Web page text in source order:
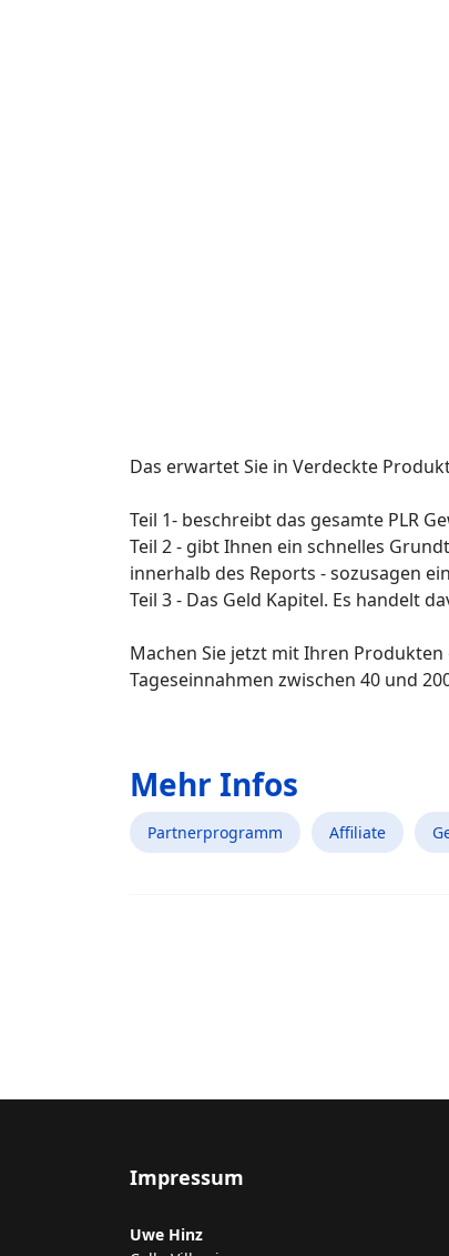
Das erwartet Sie in Verdeckte
Teil 1- beschreibt das gesamte PLR
Teil 2 - gibt Ihnen ein schnelles
innerhalb des Reports - sozusagen
Teil 3 - Das Geld Kapitel. Es handelt
Machen Sie jetzt mit Ihren
Tageseinnahmen zwischen 40 und
Mehr Infos
Partnerprogramm Affiliate
Impressum
Uwe Hinz